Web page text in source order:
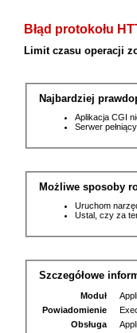
Błąd protokołu
Limit czasu operacji
Najbardziej
Aplikacja CGI
Serwer
Możliwe sposoby
Uruchom
Ustal, czy za
Szczegółowe
Moduł
Powiadomienie
Obsługa